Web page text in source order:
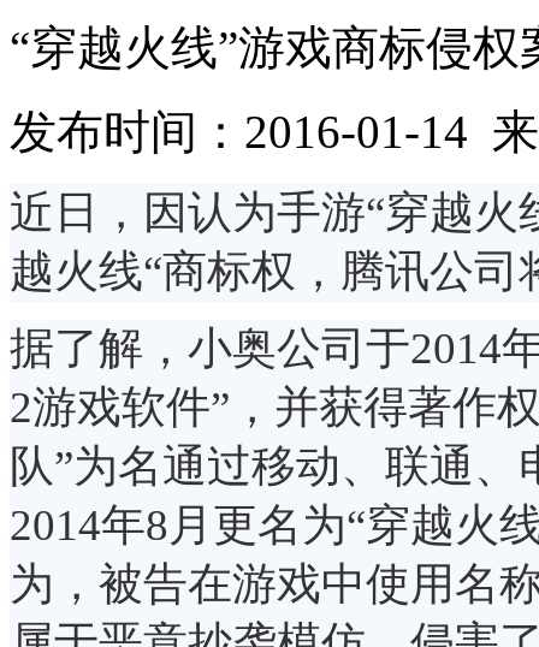
“穿越火线”游戏商标侵
发布时间：2016-01-14
近日，因认为手游“穿越火
越火线“商标权，腾讯公
据了解，小奥公司于2014
2游戏软件”，并获得著作
队”为名通过移动、联通
2014年8月更名为“穿越火
为，被告在游戏中使用名